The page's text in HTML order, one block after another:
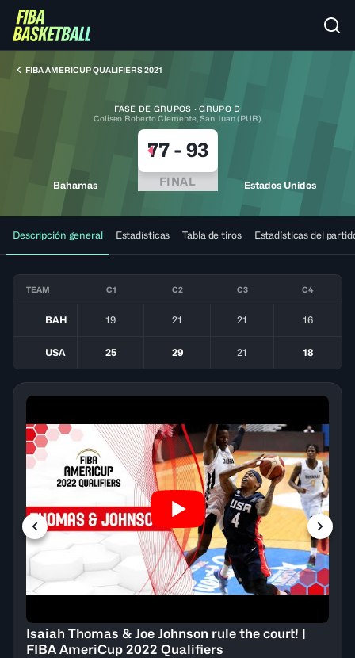
FIBA AMERICUP QUALIFIERS 2021
FASE DE GRUPOS · GRUPO D
Coliseo Roberto Clemente, San Juan (PUR)
Bahamas
77- 93
FINAL Estados Unidos
Descripción general Estadísticas Tabla de tiros Estadísticas del
TEAM C1 C2 C3 C4
BAH 19 21 21 16
USA 25 29 21 18
Isaiah Thomas & Joe Johnson rule the court! |
FIBA AmeriCup 2022 Qualifiers